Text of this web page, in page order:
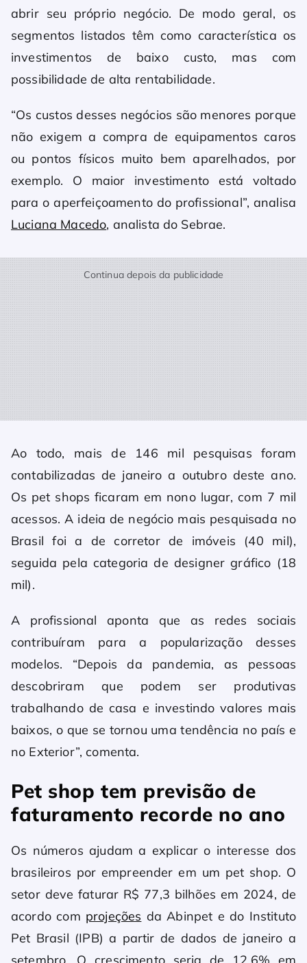
abrir seu próprio negócio. De modo geral, os
segmentos listados têm como característica os
investimentos de baixo custo, mas com
possibilidade de alta rentabilidade.
“Os custos desses negócios são menores porque
não exigem a compra de equipamentos caros
ou pontos físicos muito bem aparelhados, por
exemplo. O maior investimento está voltado
para o aperfeiçoamento do profissional”, analisa
Luciana Macedo, analista do Sebrae.
Continua depois da publicidade
Ao todo, mais de 146 mil pesquisas foram
contabilizadas de janeiro a outubro deste ano.
Os pet shops ficaram em nono lugar, com 7 mil
acessos. A ideia de negócio mais pesquisada no
Brasil foi a de corretor de imóveis (40 mil),
seguida pela categoria de designer gráfico (18
mil).
A profissional aponta que as redes sociais
contribuíram para a popularização desses
modelos. “Depois da pandemia, as pessoas
descobriram que podem ser produtivas
trabalhando de casa e investindo valores mais
baixos, o que se tornou uma tendência no país e
no Exterior”, comenta.
Pet shop tem previsão de
faturamento recorde no ano
Os números ajudam a explicar o interesse dos
brasileiros por empreender em um pet shop. O
setor deve faturar R$ 77,3 bilhões em 2024, de
acordo com projeções da Abinpet e do Instituto
Pet Brasil (IPB) a partir de dados de janeiro a